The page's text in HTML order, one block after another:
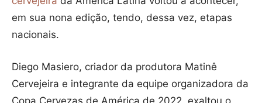
em sua nona edição, tendo, dessa vez, etapas
nacionais.
Diego Masiero, criador da produtora Matinê
Cervejeira e integrante da equipe organizadora da